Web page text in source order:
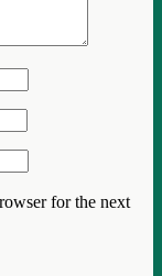
for the next